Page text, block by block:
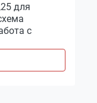
для
с